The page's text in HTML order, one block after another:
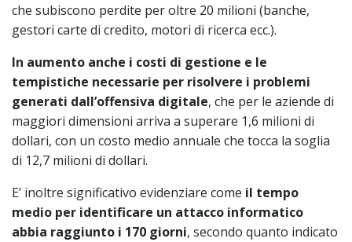
che subiscono perdite per oltre 20 milioni (banche,
gestori carte di credito, motori di ricerca ecc.).
In aumento anche i costi di gestione e le
tempistiche necessarie per risolvere i problemi
generati dall’offensiva digitale, che per le aziende di
maggiori dimensioni arriva a superare 1,6 milioni di
dollari, con un costo medio annuale che tocca la soglia
di 12,7 milioni di dollari.
E’ inoltre significativo evidenziare come il tempo
medio per identificare un attacco informatico
abbia raggiunto i 170 giorni, secondo quanto indicato